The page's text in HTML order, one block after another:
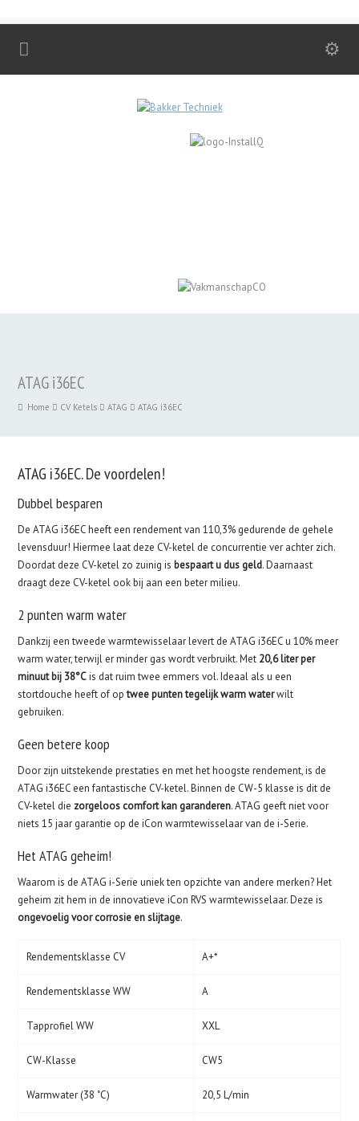
ATAG i36EC
Home CV Ketels ATAG ATAG i36EC
ATAG i36EC. De voordelen!
Dubbel besparen
De ATAG i36EC heeft een rendement van 110,3% gedurende de gehele
levensduur! Hiermee laat deze CV-ketel de concurrentie ver achter zich.
Doordat deze CV-ketel zo zuinig is bespaart u dus geld. Daarnaast
draagt deze CV-ketel ook bij aan een beter milieu.
2 punten warm water
Dankzij een tweede warmtewisselaar levert de ATAG i36EC u 10% meer
warm water, terwijl er minder gas wordt verbruikt. Met 20,6 liter per
minuut bij 38°Cis dat ruim twee emmers vol. Ideaal als u een
stortdouche heeft of optwee punten tegelijk warm waterwilt
gebruiken.
Geen betere koop
Door zijn uitstekende prestaties en met het hoogste rendement, is de
ATAG i36EC een fantastische CV-ketel. Binnen de CW-5 klasse is dit de
CV-ketel die zorgeloos comfort kan garanderen. ATAG geeft niet voor
niets 15 jaar garantie op de iCon warmtewisselaar van de i-Serie.
Het ATAG geheim!
Waarom is de ATAG i-Serie uniek ten opzichte van andere merken? Het
geheim zit hem in de innovatieve iCon RVS warmtewisselaar. Deze is
ongevoelig voor corrosie en slijtage.
Rendementsklasse CV A+*
Rendementsklasse WW A
Tapprofiel WW XXL
CW-Klasse CW5
Warmwater (38 ˚C) 20,5 L/min